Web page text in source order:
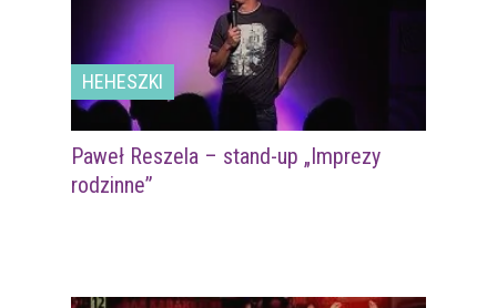
HEHESZKI
Paweł Reszela – stand-up „Imprezy
rodzinne”